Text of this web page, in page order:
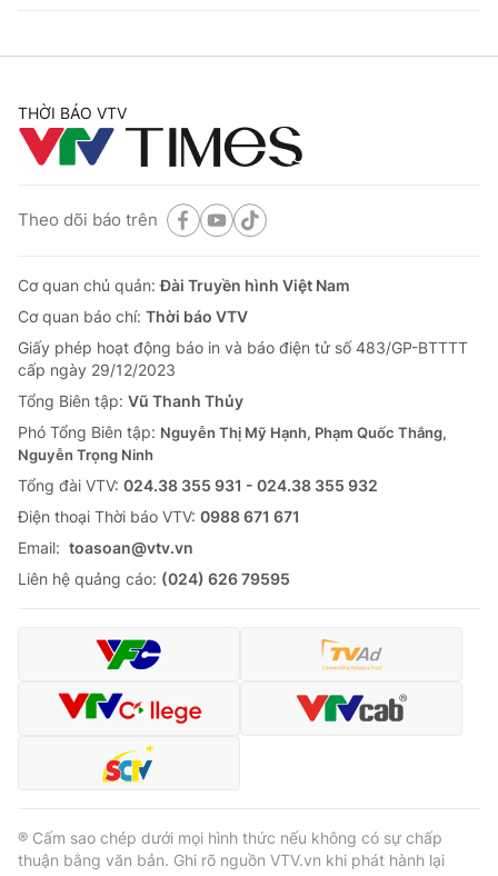
THỜI BÁO VTV
Theo dõi báo trên
Cơ quan chủ quản:Đài Truyền hình Việt Nam
Cơ quan báo chí: Thời báo VTV
Giấy phép hoạt động báo in và báo điện tử số 483/GP-BTTTT
cấp ngày 29/12/2023
Tổng Biên tập: Vũ Thanh Thủy
Phó Tổng Biên tập: Nguyễn Thị Mỹ Hạnh, Phạm Quốc Thắng,
Nguyễn Trọng Ninh
Tổng đài VTV: 024.38 355 931 - 024.38 355 932
Ðiện thoại Thời báo VTV: 0988 671 671
Email: toasoan@vtv.vn
Liên hệ quảng cáo: (024) 626 79595
® Cấm sao chép dưới mọi hình thức nếu không có sự chấp
thuận bằng văn bản. Ghi rõ nguồn VTV.vn khi phát hành lại